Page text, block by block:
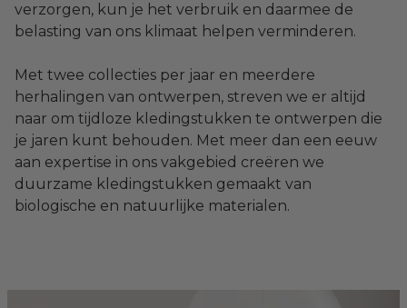
verzorgen, kun je het verbruik en daarmee de
belasting van ons klimaat helpen verminderen.
Met twee collecties per jaar en meerdere
herhalingen van ontwerpen, streven we er altijd
naar om tijdloze kledingstukken te ontwerpen die
je jaren kunt behouden. Met meer dan een eeuw
aan expertise in ons vakgebied creëren we
duurzame kledingstukken gemaakt van
biologische en natuurlijke materialen.